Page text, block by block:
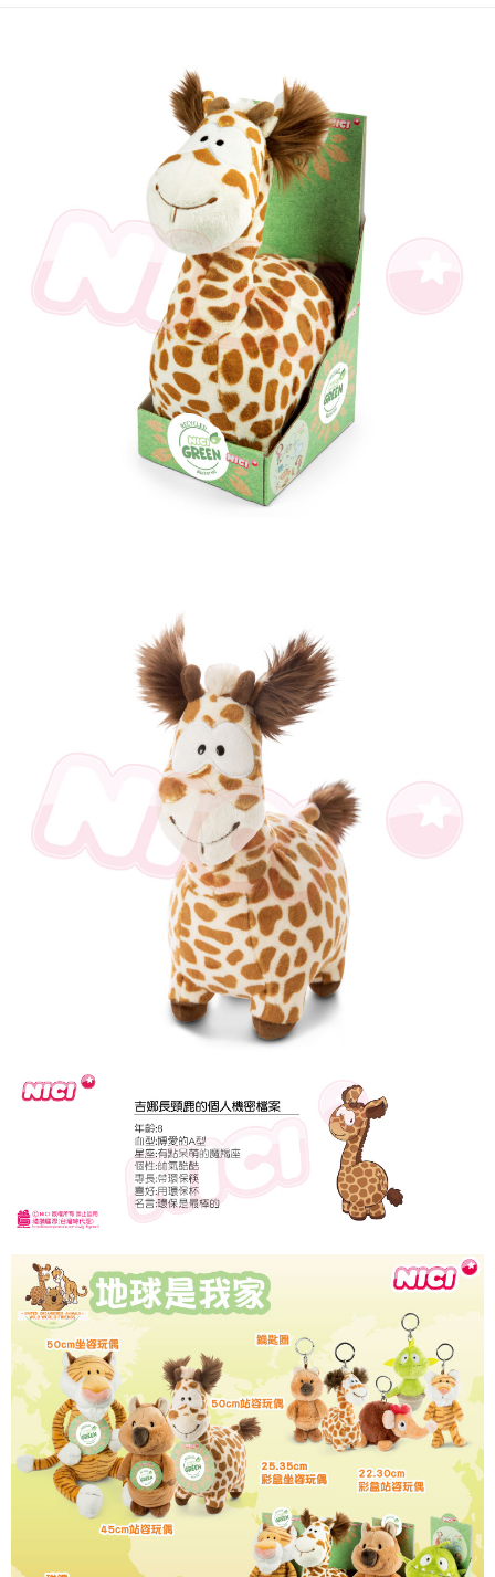
お支払期限は、ショップが請求した期日と、AFTEEで延長できる日数をも
とに計算されます。AFTEEで注文すると、商品を受け取るまで支払い期限
を延長できますが、商品を期限内に受け取れない場合があります（例：予
約商品や商品到着日が比較的遅い商品）。そのため、商品到着の有無に関
わらず、AFTEEで指定された期限内にお支払いください。
1.初回 AFTEEを ご利用の際に、認証結果及び当社の審査の結果に基づ
き、限度額が設定されます。
2.決済金額は最低NT$20です。
3.現在、台湾の会員のみご利用いただけます。
三、利用規約「AFTEE代金後払い」（以下当サービスという）はネットプ
ロテクションズ（以下 AFTEE という）が提供し、AFTEEが代金を徴収し
ます。当サービスご利用の際に提供しなければならない個人情報（注文者
の氏名、電話番号、受取人の氏名、電話番号、受取人住所を含むがこれに
限らない）は、AFTEEに渡され当サービスで必要な範囲内で利用されま
す。AFTEEの個人情報の収集、処理、利用について、詳細はAFTEE公式ホ
ームページの『個人情報の収集、処理及び利用に関する声明』をご参照く
https://aftee.tw/privacypolicy/）。
AFTEEの初回ご利用の際に、審査を通過すれば、最高額がNT$10,000にな
行使したい場合は、ネットプロテクションズ
にご連絡ください。上記に示した個人情報を、必要な購入注文書とあわせ
てAFTEEにご提供いただく、またはAFTEEにあなたの個人情報の収集、処
理、利用を許可することににご同意いただけない場合は、当サービスを選
択しないでください。